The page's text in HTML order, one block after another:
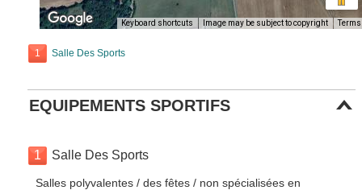
Keyboard shortcuts Image may be subject to copyright Terms
1 Salle Des Sports
EQUIPEMENTS SPORTIFS
1 Salle Des Sports
Salles polyvalentes / des fêtes / non spécialisées en